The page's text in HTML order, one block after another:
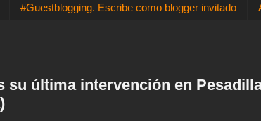
#Guestblogging. Escribe como blogger invitado
su última intervención en